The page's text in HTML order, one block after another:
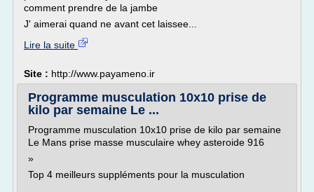
comment prendre de la jambe
J' aimerai quand ne avant cet laissee...
Lire la suite
Site : http://www.payameno.ir
Programme musculation 10x10 prise de
kilo par semaine Le ...
Programme musculation 10x10 prise de kilo par semaine
Le Mans prise masse musculaire whey asteroide 916
»
Top 4 meilleurs suppléments pour la musculation